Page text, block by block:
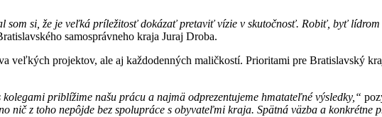
som si, že je veľká príležitosť dokázať pretaviť vízie v skutočnosť. Robiť, byť
samosprávneho kraja Juraj Droba.
veľkých projektov, ale aj každodenných maličkostí. Prioritami pre Bratislavský
priblížime našu prácu a najmä odprezentujeme hmatateľné výsledky,“
nič z toho nepôjde bez spolupráce s obyvateľmi kraja. Spätná väzba a